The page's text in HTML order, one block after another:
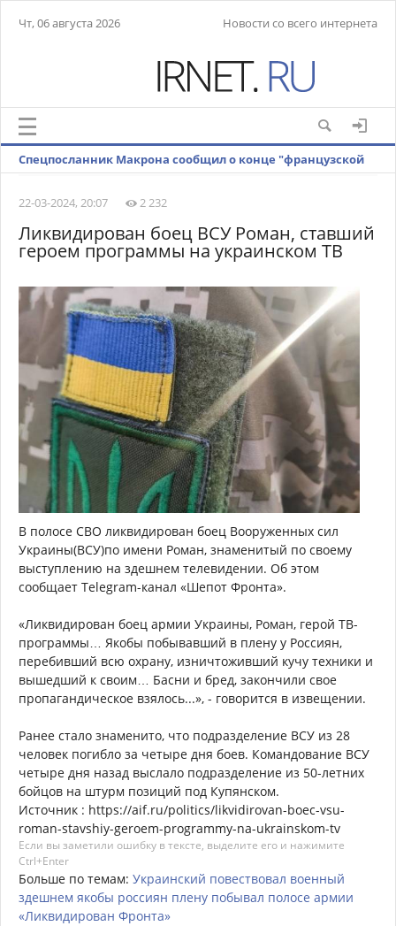
Чт, 06 августа 2026 Новости со всего интернета
Спецпосланник Макрона сообщил о конце "французской
22-03-2024, 20:07
2 232
Ликвидирован боец ВСУ Роман, ставший
героем программы на украинском ТВ
В полосе СВО ликвидирован боец Вооруженных сил
Украины(ВСУ)по имени Роман, знаменитый по своему
выступлению на здешнем телевидении. Об этом
сообщает Telegram-канал «Шепот Фронта».
«Ликвидирован боец армии Украины, Роман, герой ТВ-
программы… Якобы побывавший в плену у Россиян,
перебивший всю охрану, изничтоживший кучу техники и
вышедший к своим… Басни и бред, закончили свое
пропагандическое взялось...», - говорится в извещении.
Ранее стало знаменито, что подразделение ВСУ из 28
человек погибло за четыре дня боев. Командование ВСУ
четыре дня назад выслало подразделение из 50-летних
бойцов на штурм позиций под Купянском.
Источник : https://aif.ru/politics/likvidirovan-boec-vsu-
roman-stavshiy-geroem-programmy-na-ukrainskom-tv
Если вы заметили ошибку в тексте, выделите его и нажимите
Ctrl+Enter
Больше по темам: Украинский повествовал военный
здешнем якобы россиян плену побывал полосе армии
«Ликвидирован Фронта»